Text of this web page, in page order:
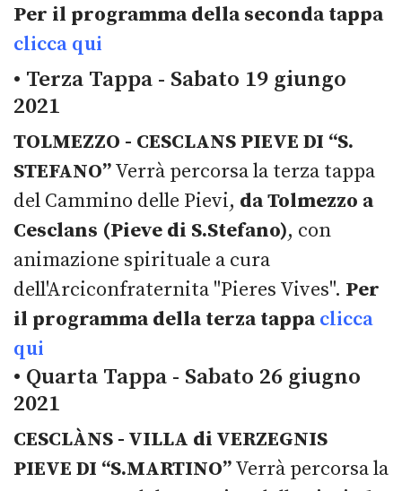
Per il programma della seconda tappa
clicca qui
• Terza Tappa - Sabato 19 giungo
2021
TOLMEZZO - CESCLANS PIEVE DI “S.
STEFANO”Verrà percorsa la terza tappa
del Cammino delle Pievi, da Tolmezzo a
Cesclans (Pieve di S.Stefano), con
animazione spirituale a cura
dell'Arciconfraternita "Pieres Vives". Per
il programma della terza tappaclicca
qui
• Quarta Tappa - Sabato 26 giugno
2021
CESCLÀNS - VILLA di VERZEGNIS
PIEVE DI “S.MARTINO”Verrà percorsa la